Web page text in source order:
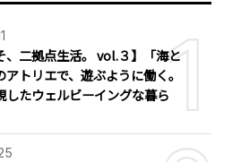
、二拠点生活。 vol.３】「海と
アトリエで、遊ぶように働く。
したウェルビーイングな暮ら